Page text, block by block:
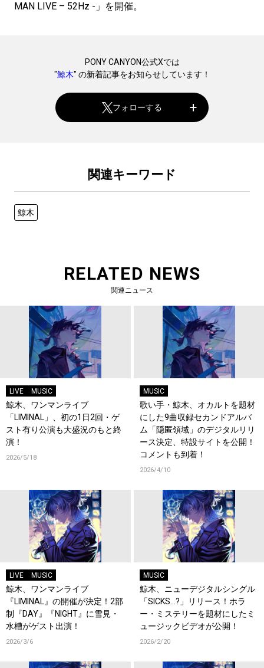
MAN LIVE – 52Hz -」を開催。
PONY CANYON公式Xでは
"鯨木" の新着記事をお知らせしています！
フォローする
関連キーワード
鯨木
RELATED NEWS
関連ニュース
LIVE MUSIC
鯨木、ワンマンライブ
「LIMINAL」、初の1日2回・ゲ
スト有り公演も大盛況のもと終
演！
2026/5/18
MUSIC
歌い手・鯨木、オカルトを題材
にした9曲収録セカンドアルバ
ム「隠匿領域」のデジタルリリ
ース決定、特設サイトを公開！
コメントも到着！
2026/4/10
LIVE MUSIC
鯨木、ワンマンライブ
『LIMINAL』の開催が決定！2部
制『DAY』『NIGHT』に雪見・
水槽がゲスト出演！
2026/3/6
MUSIC
鯨木、ニューデジタルシングル
「SICKS…?」リリース！ホラ
ー・ミステリーを題材にしたミ
ュージックビデオが公開！
2026/2/20